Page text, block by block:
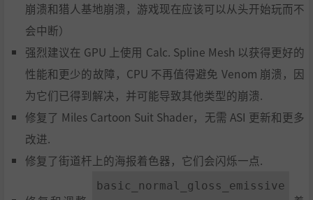
崩溃和猎人基地崩溃，游戏现在应该可以从头开始玩而不
会中断）
强烈建议在 GPU 上使用 Calc. Spline Mesh 以获得更好的
性能和更少的故障，CPU 不再值得避免 Venom 崩溃，因
为它们已得到解决，并可能导致其他类型的崩溃.
修复了 Miles Cartoon Suit Shader，无需 ASI 更新和更多
改进.
修复了街道杆上的海报着色器，它们会闪烁一点.
basic_normal_gloss_emissive